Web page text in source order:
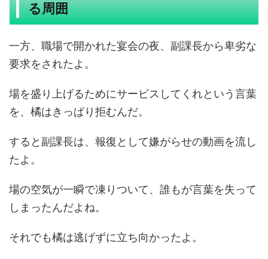
る周囲
一方、職場で開かれた宴会の夜、副課長から卑劣な
要求をされたよ。
場を盛り上げるためにサービスしてくれという言葉
を、橘はきっぱり拒むんだ。
すると副課長は、報復として嫌がらせの動画を流し
たよ。
場の空気が一瞬で凍りついて、誰もが言葉を失って
しまったんだよね。
それでも橘は逃げずに立ち向かったよ。